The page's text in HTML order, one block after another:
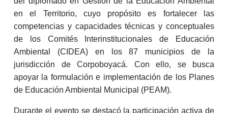
en el Territorio, cuyo propósito es fortalecer las
competencias y capacidades técnicas y conceptuales
de los Comités Interinstitucionales de Educación
Ambiental (CIDEA) en los 87 municipios de la
jurisdicción de Corpoboyacá. Con ello, se busca
apoyar la formulación e implementación de los Planes
de Educación Ambiental Municipal (PEAM).
Durante el evento se destacó la participación activa de